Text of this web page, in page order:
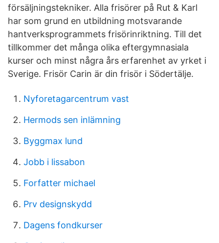
försäljningstekniker. Alla frisörer på Rut & Karl
har som grund en utbildning motsvarande
hantverksprogrammets frisörinriktning. Till det
tillkommer det många olika eftergymnasiala
kurser och minst några års erfarenhet av yrket i
Sverige. Frisör Carin är din frisör i Södertälje.
Nyforetagarcentrum vast
Hermods sen inlämning
Byggmax lund
Jobb i lissabon
Forfatter michael
Prv designskydd
Dagens fondkurser